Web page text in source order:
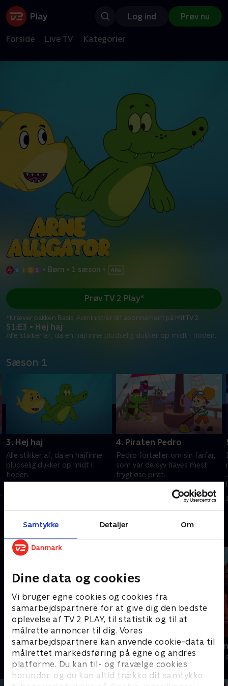
Samtykke Detaljer Om
Dine data og cookies
Vi bruger egne cookies og cookies fra
samarbejdspartnere for at give dig den bedste
oplevelse af TV 2 PLAY, til statistik og til at
målrette annoncer til dig. Vores
samarbejdspartnere kan anvende cookie-data til
målrettet markedsføring på egne og andres
platforme. Du kan til- og fravælge cookies
herunder, og du kan altid trække dit samtykke
Log ind Prøv nu
Forside Live TV Kategorier
• Børn • 1 sæson •
S1:E3 • Hej haj
Alle stikker af, da en hajfinne pludselig dukker op midt i floden.
Prøv TV 2 Play*
*Kræver pakken Basis. Administrer dit abonnement på Mit TV 2.
Sæson 1
3. Hej haj
Alle stikker af, da en hajfinne
pludselig dukker op midt i
floden.
4. Piraten Pedro
Pedro fortæller om sin farfar,
som var de syv haves mest
frygtløse pirat.
Andre så også
Pingu
Børneserier • 6 sæsoner
Rasmus
Børneserier • 3